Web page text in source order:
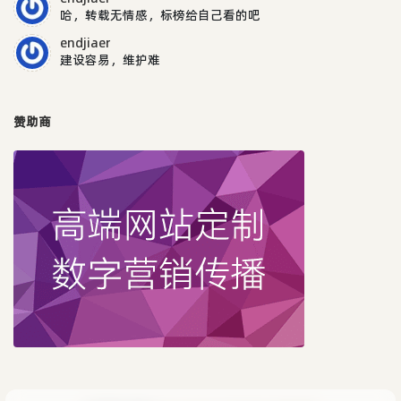
哈，转载无情感，标榜给自己看的吧
endjiaer
建设容易，维护难
赞助商